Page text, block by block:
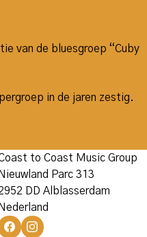
van de bluesgroep “Cuby
in de jaren zestig.
to Coast Music Group
Nieuwland Parc 313
DD Alblasserdam
Nederland